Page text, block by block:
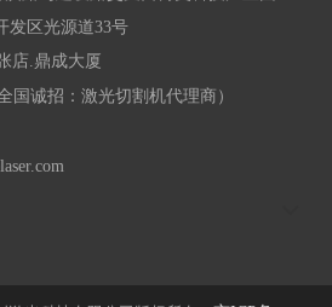
发区光源道33号
店.鼎成大厦
国诚招：激光切割机代理商）